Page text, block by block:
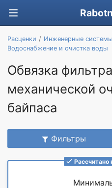
Расценки
Инженерные
Водоснабжение и очистка воды
Обвязка
механической
байпаса
Фильтры